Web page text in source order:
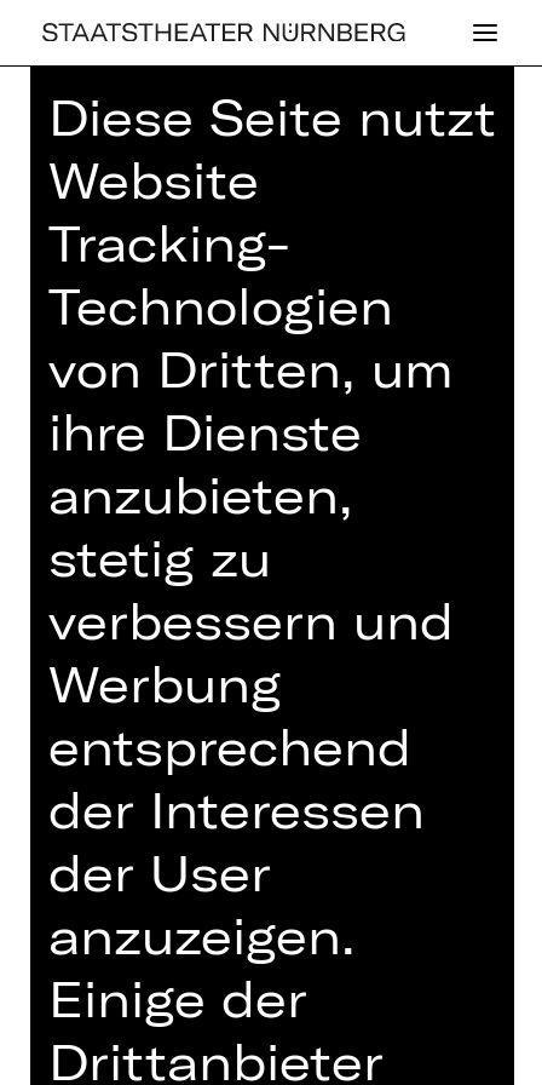
Home>Spielplan 26/27> Die
SCHAUSPIEL
DIE ER­FIN­DUNG
DER SCHUHE
Sportkomödie von Philipp Löhle
Regie: Philipp Löhle
19.30 Uhr
Schauspielhaus
Abo A SH
Tickets
Termine und Besetzung
Uraufführung des Auftragswerks
Es waren einmal zwei Brüder, ein
jüngerer und ein älterer – und es trug
Diese Seite nutzt
Website
Tracking-
Technologien
von Dritten, um
ihre Dienste
anzubieten,
stetig zu
verbessern und
Werbung
entsprechend
der Interessen
der User
anzuzeigen.
Einige der
Drittanbieter